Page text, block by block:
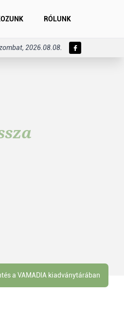
RÓLUNK
2026.08.08.
a VAMADIA kiadványtárában